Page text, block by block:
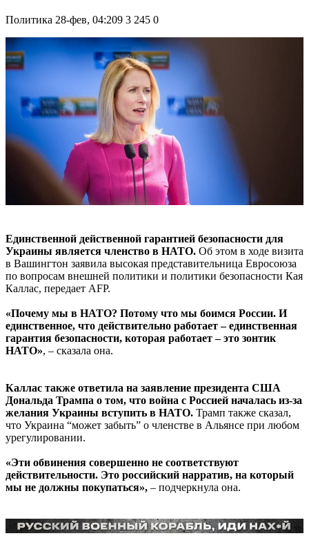
Политика 28-фев, 04:209 3 245 0
Единственной действенной гарантией безопасности для
Украины является членство в НАТО. Об этом в ходе визита
в Вашингтон заявила высокая представительница Евросоюза
по вопросам внешней политики и политики безопасности Кая
Каллас, передает AFP.
«Почему мы в НАТО? Потому что мы боимся России. И
единственное, что действительно работает – единственная
гарантия безопасности, которая работает – это зонтик
НАТО», – сказала она.
Каллас также ответила на заявление президента США
Дональда Трампа о том, что война с Россией началась из-за
желания Украины вступить в НАТО. Трамп также сказал,
что Украина “может забыть” о членстве в Альянсе при любом
урегулировании.
«Эти обвинения совершенно не соответствуют
действительности. Это российский нарратив, на который
мы не должны покупаться», – подчеркнула она.